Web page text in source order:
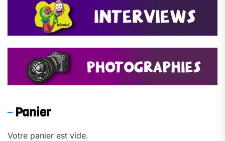
Panier
Votre panier est vide.